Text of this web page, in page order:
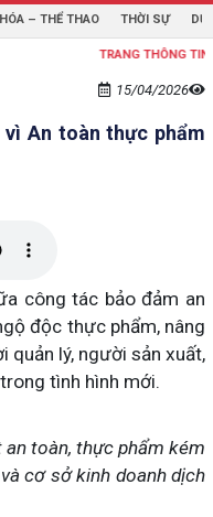
– THỂ THAO THỜI SỰ DỰ
TRANG THÔNG TIN ĐIỆN
15/04/2026
An toàn thực phẩm
công tác bảo đảm an
độc thực phẩm, nâng
quản lý, người sản xuất,
tình hình mới.
toàn, thực phẩm kém
cơ sở kinh doanh dịch